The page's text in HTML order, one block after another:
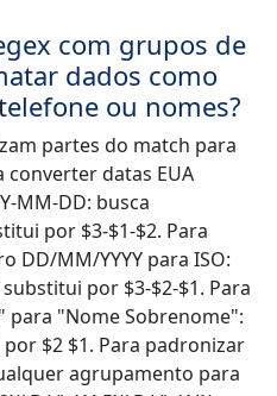
com grupos de
dados como
ou nomes?
partes do match para
datas EUA
MM-DD: busca
por $3-$1-$2. Para
DD/MM/YYYY para ISO:
por $3-$2-$1. Para
"Nome Sobrenome":
$2 $1. Para padronizar
agrupamento para